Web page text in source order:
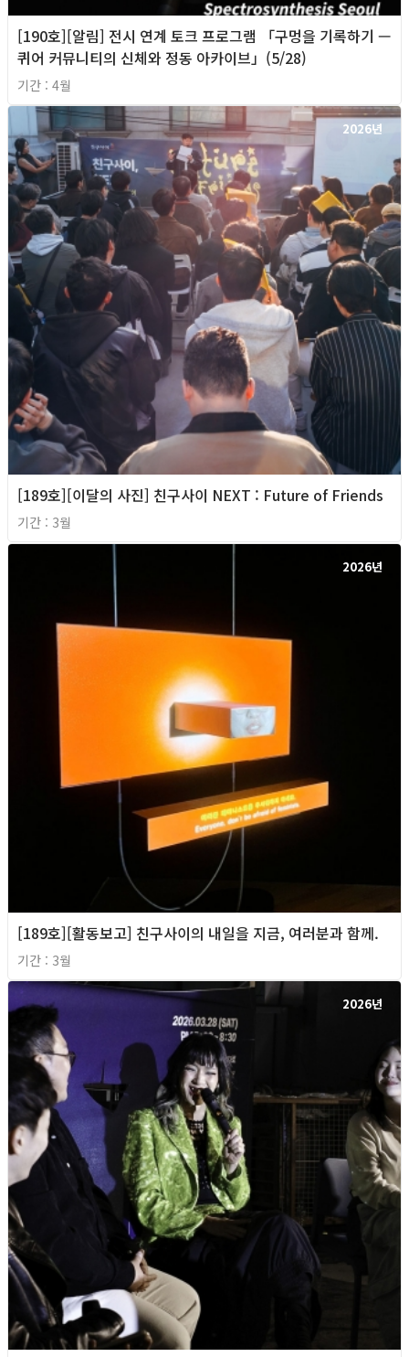
[190호][알림] 전시 연계 토크 프로그램 「구멍을 기록하기 —
퀴어 커뮤니티의 신체와 정동 아카이브」(5/28)
기간 : 4월
2026년
[189호][이달의 사진] 친구사이 NEXT : Future of Friends
기간 : 3월
2026년
[189호][활동보고] 친구사이의 내일을 지금, 여러분과 함께.
기간 : 3월
2026년